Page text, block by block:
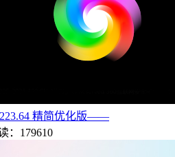
精简优化版——
：179610